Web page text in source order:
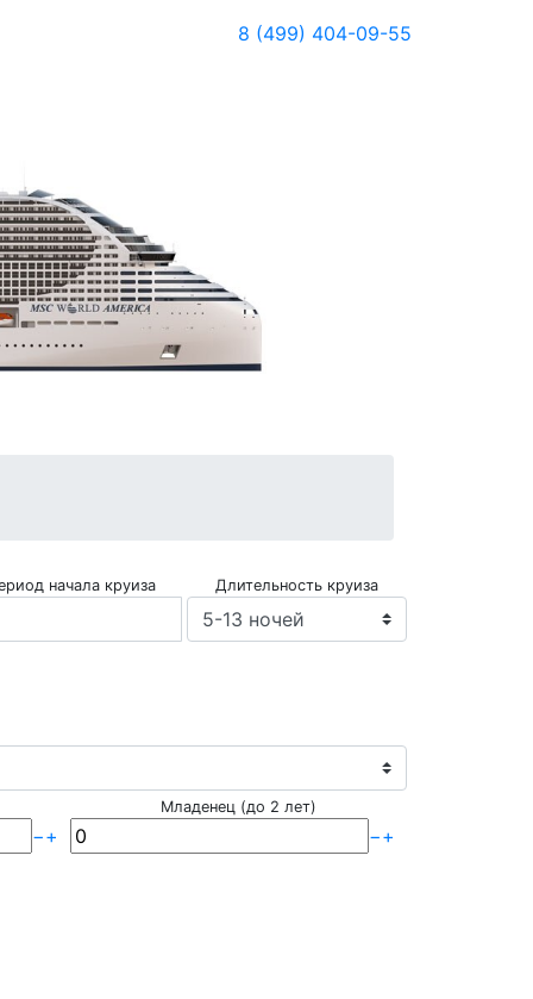
8 (499) 404-09-55
начала круиза Длительность круиза
−+
Младенец (до 2 лет)
−+